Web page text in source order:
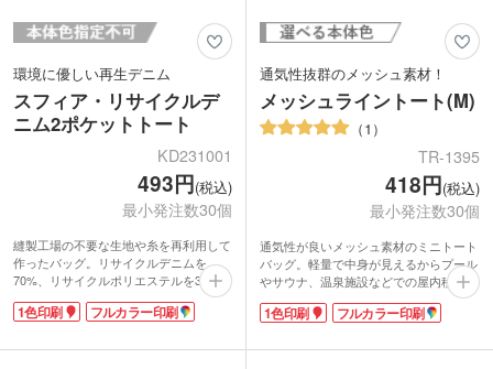
環境に優しい再生デニム
スフィア・リサイクルデ
ニム2ポケットトート
KD231001
493円(税込)
最小発注数30個
縫製工場の不要な生地や糸を再利用して
作ったバッグ。リサイクルデニムを
70%、リサイクルポリエステルを30%使
用しています。約10.5オンスの生地厚
で、深みのあるインディゴカラーが魅
も入る大きめサイズで、パッと取り出し
1色印刷 フルカラー印刷
通気性抜群のメッシュ素材！
メッシュライントート(M)
1
TR-1395
418円(税込)
最小発注数30個
通気性が良いメッシュ素材のミニトート
バッグ。軽量で中身が見えるからプール
やサウナ、温泉施設などでの屋内移動時
にもおすすめです。外ポケット付きで小
物が収納できて便利。マチがあるのでボ
収納力があります。普段のお出かけにも
1色印刷 フルカラー印刷